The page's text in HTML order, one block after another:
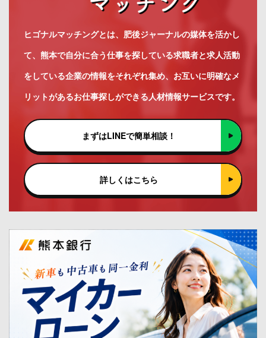
ヒゴナルマッチングとは、肥後ジャーナルの媒体を活かし
て、熊本で自分に合う仕事を探している求職者と求人活動
をしている企業の情報をそれぞれ集め、お互いに明確なメ
リットがあるお仕事探しができる人材情報サービスです。
まずはLINEで簡単相談！
詳しくはこちら